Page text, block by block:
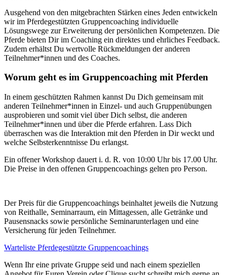
Ausgehend von den mitgebrachten Stärken eines Jeden entwickeln
wir im Pferdegestützten Gruppencoaching individuelle
Lösungswege zur Erweiterung der persönlichen Kompetenzen. Die
Pferde bieten Dir im Coaching ein direktes und ehrliches Feedback.
Zudem erhältst Du wertvolle Rückmeldungen der anderen
Teilnehmer*innen und des Coaches.
Worum geht es im Gruppencoaching mit Pferden
In einem geschützten Rahmen kannst Du Dich gemeinsam mit
anderen Teilnehmer*innen in Einzel- und auch Gruppenübungen
ausprobieren und somit viel über Dich selbst, die anderen
Teilnehmer*innen und über die Pferde erfahren. Lass Dich
überraschen was die Interaktion mit den Pferden in Dir weckt und
welche Selbsterkenntnisse Du erlangst.
Ein offener Workshop dauert i. d. R. von 10:00 Uhr bis 17.00 Uhr.
Die Preise in den offenen Gruppencoachings gelten pro Person.
Der Preis für die Gruppencoachings beinhaltet jeweils die Nutzung
von Reithalle, Seminarraum, ein Mittagessen, alle Getränke und
Pausensnacks sowie persönliche Seminarunterlagen und eine
Versicherung für jeden Teilnehmer.
Warteliste Pferdegestützte Gruppencoachings
Wenn Ihr eine private Gruppe seid und nach einem speziellen